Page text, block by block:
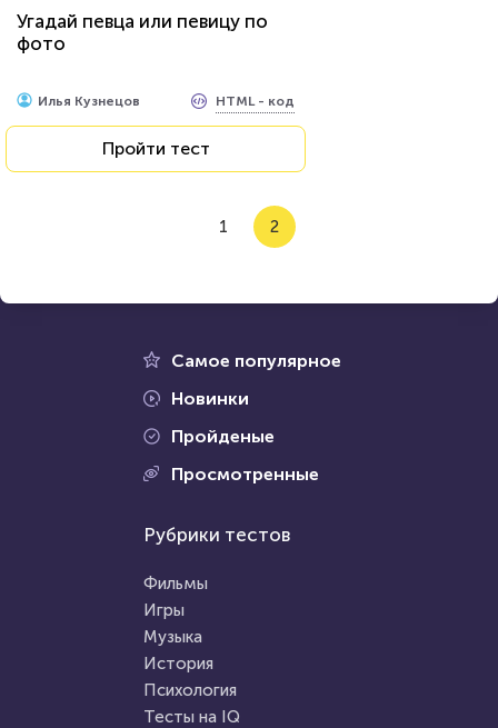
Угадай певца или певицу по
фото
Илья Кузнецов HTML - код
Пройти тест
1 2
Рубрики тестов
Фильмы
Игры
Музыка
История
Психология
Тесты на IQ
Самое популярное
Новинки
Пройденые
Просмотренные